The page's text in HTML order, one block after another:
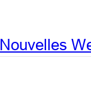
Nouvelles